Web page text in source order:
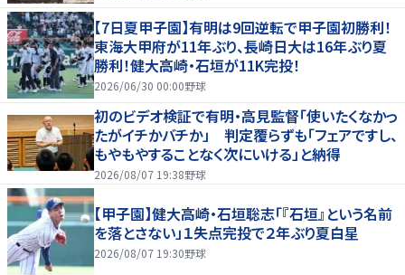
【7日夏甲子園】有明は9回逆転で甲子園初勝利！
東海大甲府が11年ぶり、長崎日大は16年ぶり夏
勝利！健大高崎・石垣が11K完投！
2026/06/30 00:00野球
初のビデオ検証で有明・高見監督「使いたくなかっ
たがイチかバチか」 判定覆らずも「フェアですし、
もやもやすることなく次にいける」と納得
2026/08/07 19:38野球
【甲子園】健大高崎・石垣聡志「『石垣』という名前
を落とさない」１失点完投で２年ぶり夏白星
2026/08/07 19:30野球